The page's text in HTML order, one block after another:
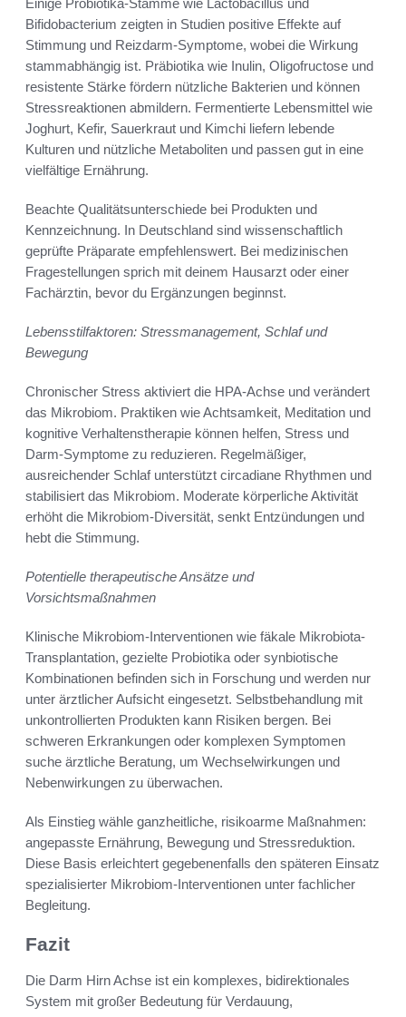
Bifidobacterium zeigten in Studien positive Effekte auf
Stimmung und Reizdarm-Symptome, wobei die Wirkung
stammabhängig ist. Präbiotika wie Inulin, Oligofructose und
resistente Stärke fördern nützliche Bakterien und können
Stressreaktionen abmildern. Fermentierte Lebensmittel wie
Joghurt, Kefir, Sauerkraut und Kimchi liefern lebende
Kulturen und nützliche Metaboliten und passen gut in eine
vielfältige Ernährung.
Beachte Qualitätsunterschiede bei Produkten und
Kennzeichnung. In Deutschland sind wissenschaftlich
geprüfte Präparate empfehlenswert. Bei medizinischen
Fragestellungen sprich mit deinem Hausarzt oder einer
Fachärztin, bevor du Ergänzungen beginnst.
Lebensstilfaktoren: Stressmanagement, Schlaf und
Bewegung
Chronischer Stress aktiviert die HPA-Achse und verändert
das Mikrobiom. Praktiken wie Achtsamkeit, Meditation und
kognitive Verhaltenstherapie können helfen, Stress und
Darm-Symptome zu reduzieren. Regelmäßiger,
ausreichender Schlaf unterstützt circadiane Rhythmen und
stabilisiert das Mikrobiom. Moderate körperliche Aktivität
erhöht die Mikrobiom-Diversität, senkt Entzündungen und
hebt die Stimmung.
Potentielle therapeutische Ansätze und
Vorsichtsmaßnahmen
Klinische Mikrobiom-Interventionen wie fäkale Mikrobiota-
Transplantation, gezielte Probiotika oder synbiotische
Kombinationen befinden sich in Forschung und werden nur
unter ärztlicher Aufsicht eingesetzt. Selbstbehandlung mit
unkontrollierten Produkten kann Risiken bergen. Bei
schweren Erkrankungen oder komplexen Symptomen
suche ärztliche Beratung, um Wechselwirkungen und
Nebenwirkungen zu überwachen.
Als Einstieg wähle ganzheitliche, risikoarme Maßnahmen:
angepasste Ernährung, Bewegung und Stressreduktion.
Diese Basis erleichtert gegebenenfalls den späteren Einsatz
spezialisierter Mikrobiom-Interventionen unter fachlicher
Begleitung.
Fazit
Die Darm Hirn Achse ist ein komplexes, bidirektionales
System mit großer Bedeutung für Verdauung,